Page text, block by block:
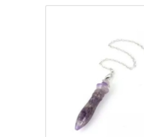
Pendule en Quartz
CHF 15.00